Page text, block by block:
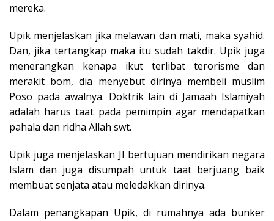
mereka.
Upik menjelaskan jika melawan dan mati, maka syahid.
Dan, jika tertangkap maka itu sudah takdir. Upik juga
menerangkan kenapa ikut terlibat terorisme dan
merakit bom, dia menyebut dirinya membeli muslim
Poso pada awalnya. Doktrik lain di Jamaah Islamiyah
adalah harus taat pada pemimpin agar mendapatkan
pahala dan ridha Allah swt.
Upik juga menjelaskan JI bertujuan mendirikan negara
Islam dan juga disumpah untuk taat berjuang baik
membuat senjata atau meledakkan dirinya.
Dalam penangkapan Upik, di rumahnya ada bunker